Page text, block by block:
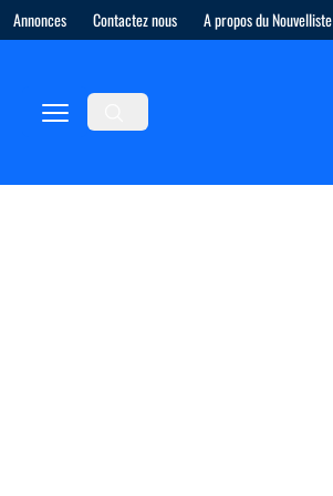
Annonces Contactez nous A propos du Nouvelliste